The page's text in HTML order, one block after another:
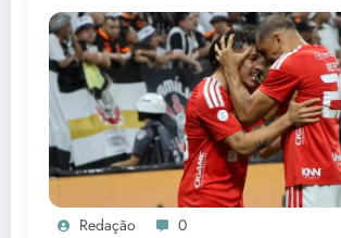
Redação 0